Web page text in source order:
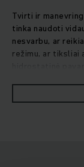
Tvirti ir
tinka naudoti
nesvarbu, ar
režimu, ar tiksliai
našumą.
užtikrina